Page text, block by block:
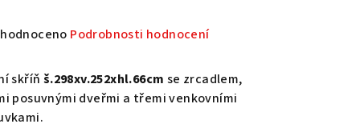
Podrobnosti hodnocení
skříň š.298xv.252xhl.66cm se zrcadlem,
posuvnými dveřmi a třemi venkovními